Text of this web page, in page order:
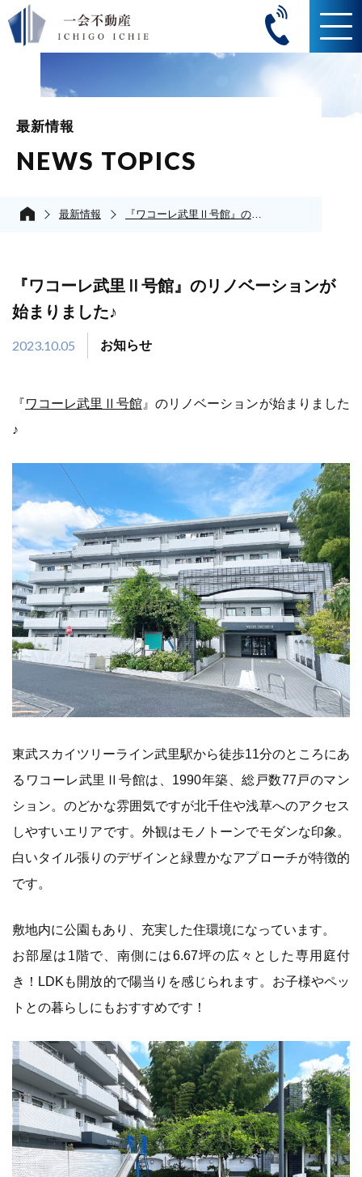
最新情報
NEWS TOPICS
最新情報 『ワコーレ武里Ⅱ号館』のリノベーションが始まりました♪
『ワコーレ武里Ⅱ号館』のリノベーションが
始まりました♪
2023.10.05 お知らせ
『ワコーレ武里Ⅱ号館』のリノベーションが始まりました
♪
東武スカイツリーライン武里駅から徒歩11分のところにあ
るワコーレ武里Ⅱ号館は、1990年築、総戸数77戸のマン
ション。のどかな雰囲気ですが北千住や浅草へのアクセス
しやすいエリアです。外観はモノトーンでモダンな印象。
白いタイル張りのデザインと緑豊かなアプローチが特徴的
です。
敷地内に公園もあり、充実した住環境になっています。
お部屋は1階で、南側には6.67坪の広々とした専用庭付
き！LDKも開放的で陽当りを感じられます。お子様やペッ
トとの暮らしにもおすすめです！